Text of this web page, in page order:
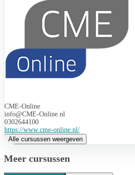
CME-Online
info@CME-Online.nl
0302644100
https://www.cme-online.nl/
Alle cursussen weergeven
Meer cursussen